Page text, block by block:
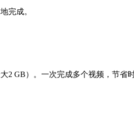
完成。
2 GB）。一次完成多个视频，节省时